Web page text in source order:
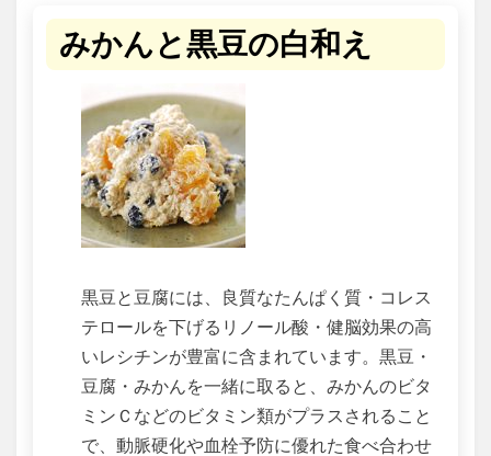
みかんと黒豆の白和え
黒豆と豆腐には、良質なたんぱく質・コレス
テロールを下げるリノール酸・健脳効果の高
いレシチンが豊富に含まれています。黒豆・
豆腐・みかんを一緒に取ると、みかんのビタ
ミンＣなどのビタミン類がプラスされること
で、動脈硬化や血栓予防に優れた食べ合わせ